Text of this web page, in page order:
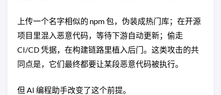
上传一个名字相似的 npm 包，伪装成热门库；在开源
项目里混入恶意代码，等待下游自动更新；偷走
CI/CD 凭据，在构建链路里植入后门。这类攻击的共
同点是，它们最终都要让某段恶意代码被执行。
但 AI 编程助手改变了这个前提。